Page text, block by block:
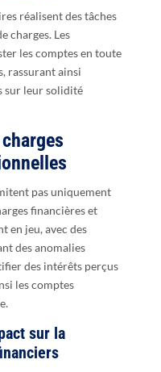
réalisent des tâches
charges. Les
les comptes en toute
rassurant ainsi
sur leur solidité
pas uniquement
financières et
en jeu, avec des
des anomalies
des intérêts perçus
les comptes
sur la